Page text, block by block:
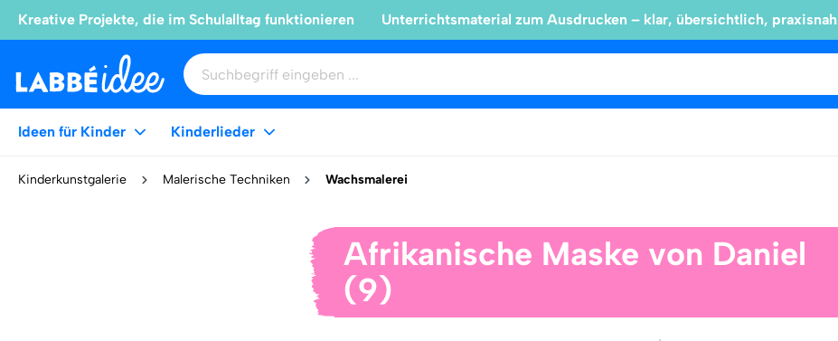
Kreative Projekte, die im Schulalltag funktionieren Unterrichtsmaterial zum Ausdrucken – klar, übersichtlich, praxisnah
Ideen für Kinder Kinderlieder
Kinderkunstgalerie Malerische Techniken Wachsmalerei
Afrikanische Maske von Daniel
(9)